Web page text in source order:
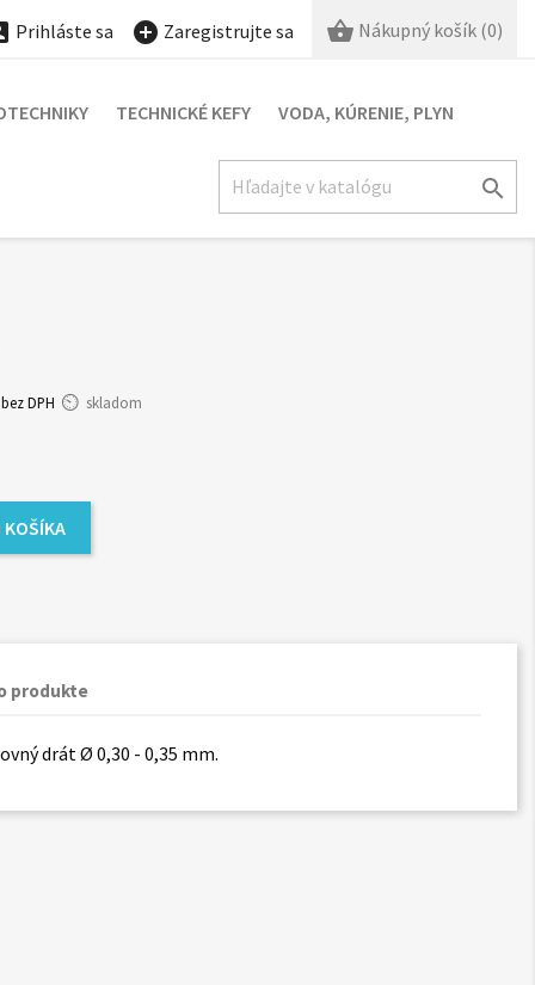
Prihláste sa  Zaregistrujte sa  Nákupný košík (0)
TECHNICKÉ KEFY VODA, KÚRENIE, PLYN

bez DPH skladom
produkte
drát Ø 0,30 - 0,35 mm.